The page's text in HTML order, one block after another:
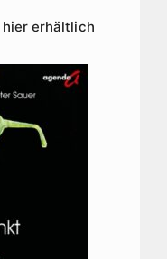
hier erhältlich